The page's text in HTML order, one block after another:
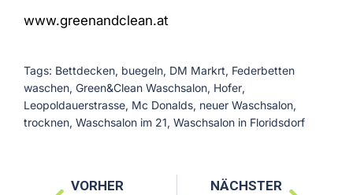
www.greenandclean.at
Tags: Bettdecken, buegeln, DM Markrt, Federbetten
waschen, Green&Clean Waschsalon, Hofer,
Leopoldauerstrasse, Mc Donalds, neuer Waschsalon,
trocknen, Waschsalon im 21, Waschsalon in Floridsdorf
VORHER NÄCHSTER